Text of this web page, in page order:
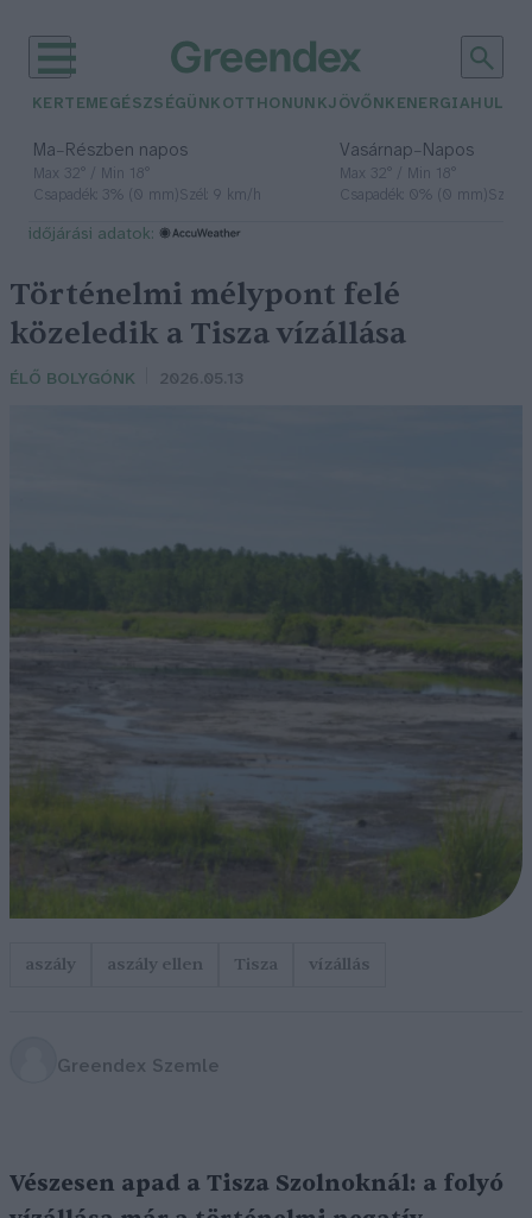
KERTEM EGÉSZSÉGÜNK OTTHONUNKJÖVŐNK ENERGIA
Ma– Részben napos
Max 32° / Min 18°
Csapadék: 3% (0 mm)Szél: 9 km/h
Vasárnap– Napos
Max 32° / Min 18°
Csapadék: 0% (0 mm)Szél:
időjárási adatok:
Történelmi mélypont felé
közeledik a Tisza vízállása
ÉLŐ BOLYGÓNK 2026.05.13
aszály aszály ellen Tisza vízállás
Greendex Szemle
Vészesen apad a Tisza Szolnoknál: a folyó